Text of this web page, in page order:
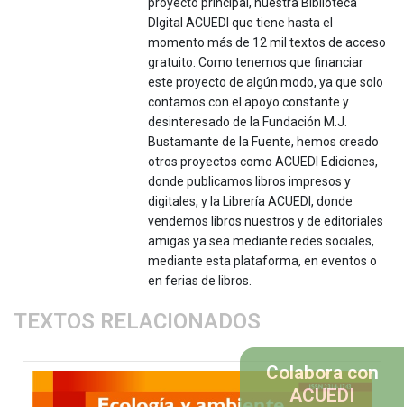
DIgital ACUEDI que tiene hasta el
momento más de 12 mil textos de acceso
gratuito. Como tenemos que financiar
este proyecto de algún modo, ya que solo
contamos con el apoyo constante y
desinteresado de la Fundación M.J.
Bustamante de la Fuente, hemos creado
otros proyectos como ACUEDI Ediciones,
donde publicamos libros impresos y
digitales, y la Librería ACUEDI, donde
vendemos libros nuestros y de editoriales
amigas ya sea mediante redes sociales,
mediante esta plataforma, en eventos o
en ferias de libros.
TEXTOS RELACIONADOS
Colabora con
ACUEDI